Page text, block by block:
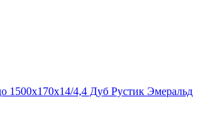
1500х170х14/4,4 Дуб Рустик Эмеральд